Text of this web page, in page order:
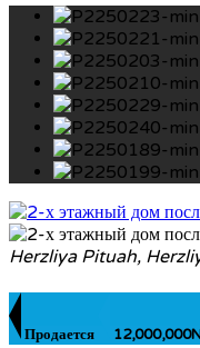
Herzliya Pituah,
Продается